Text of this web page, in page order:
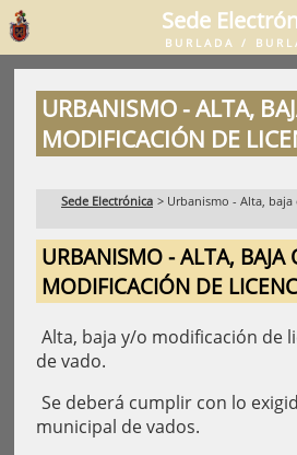
Sede
BURLADA /
URBANISMO - ALTA,
MODIFICACIÓN DE
Sede Electrónica > Urbanismo - Alta,
URBANISMO - ALTA, BAJA
MODIFICACIÓN DE
Alta, baja y/o modificación de
de vado.
Se deberá cumplir con lo
municipal de vados.